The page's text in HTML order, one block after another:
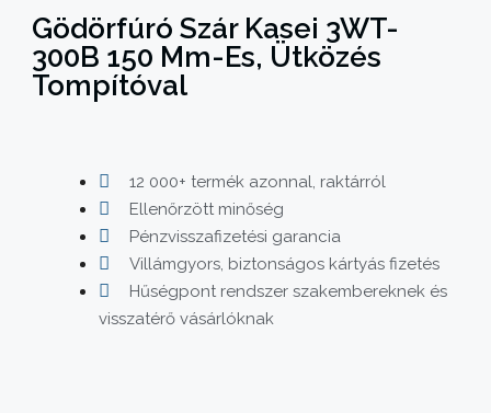
Gödörfúró Szár Kasei 3WT-
300B 150 Mm-Es, Ütközés
Tompítóval
12 000+ termék azonnal, raktárról
Ellenőrzött minőség
Pénzvisszafizetési garancia
Villámgyors, biztonságos kártyás fizetés
Hűségpont rendszer szakembereknek és
visszatérő vásárlóknak